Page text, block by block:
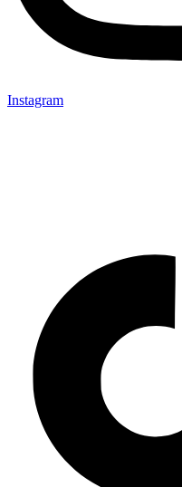
Instagram